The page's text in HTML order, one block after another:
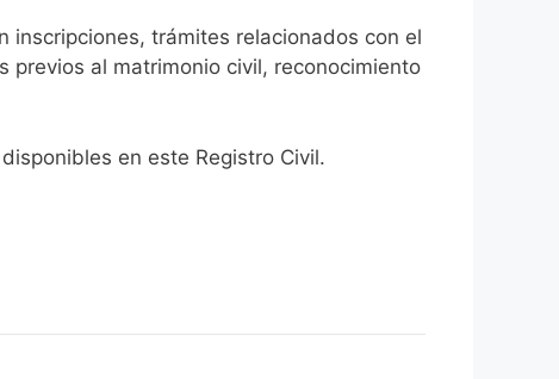
inscripciones, trámites relacionados con el
al matrimonio civil, reconocimiento
en este Registro Civil.​